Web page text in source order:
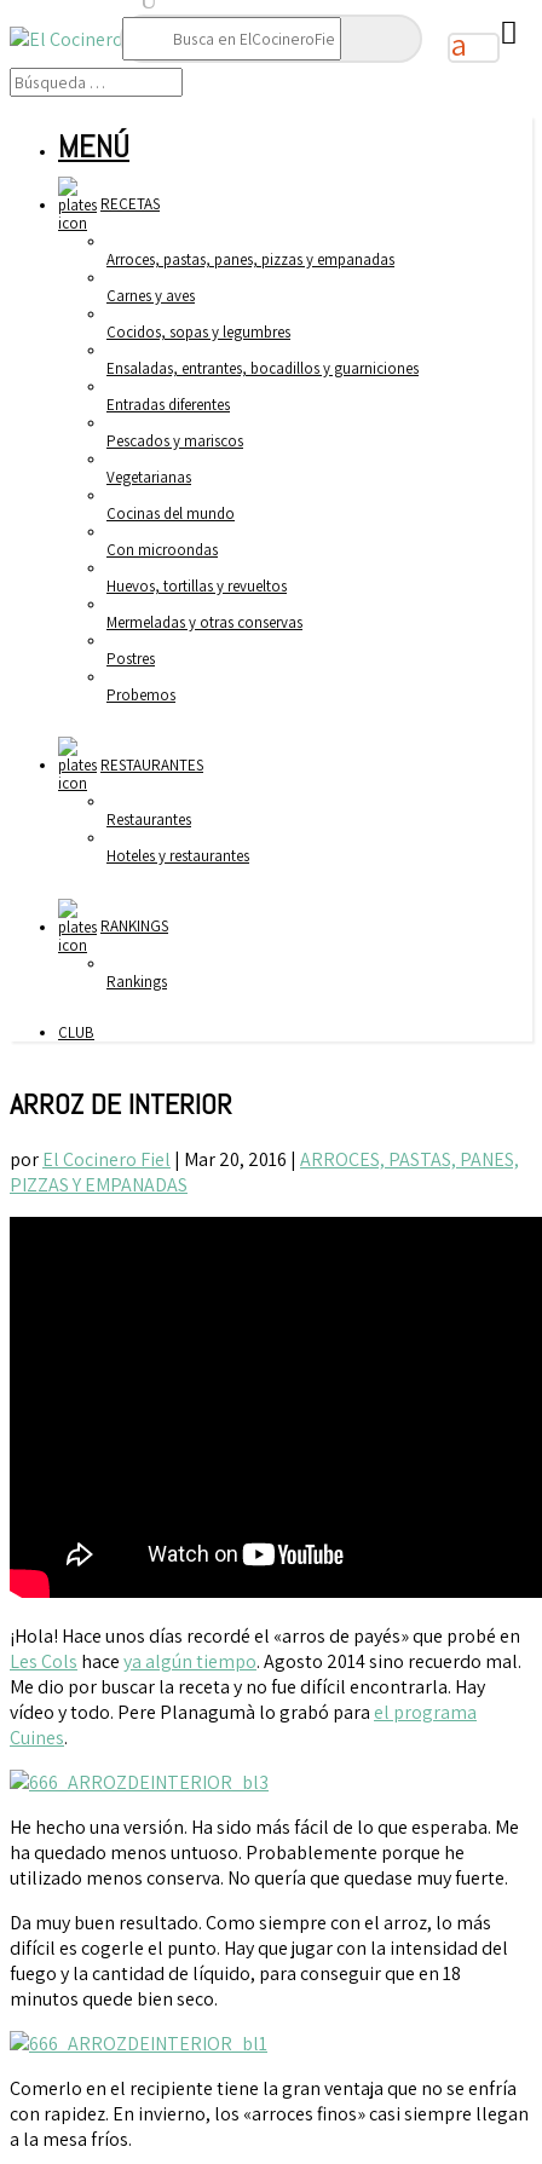
Buscar:
MENÚ
RECETAS
Arroces, pastas, panes, pizzas y empanadas
Carnes y aves
Cocidos, sopas y legumbres
Ensaladas, entrantes, bocadillos y guarniciones
Entradas diferentes
Pescados y mariscos
Vegetarianas
Cocinas del mundo
Con microondas
Huevos, tortillas y revueltos
Mermeladas y otras conservas
Postres
Probemos
RESTAURANTES
Restaurantes
Hoteles y restaurantes
RANKINGS
Rankings
CLUB
ARROZ DE INTERIOR
porEl Cocinero Fiel | Mar 20, 2016 | ARROCES, PASTAS, PANES,
PIZZAS Y EMPANADAS
¡Hola! Hace unos días recordé el «arros de payés» que probé en
Les Cols haceya algún tiempo. Agosto 2014 sino recuerdo mal.
Me dio por buscar la receta y no fue difícil encontrarla. Hay
vídeo y todo. Pere Planagumà lo grabó para el programa
Cuines.
He hecho una versión. Ha sido más fácil de lo que esperaba. Me
ha quedado menos untuoso. Probablemente porque he
utilizado menos conserva. No quería que quedase muy fuerte.
Da muy buen resultado. Como siempre con el arroz, lo más
difícil es cogerle el punto. Hay que jugar con la intensidad del
fuego y la cantidad de líquido, para conseguir que en 18
minutos quede bien seco.
Comerlo en el recipiente tiene la gran ventaja que no se enfría
con rapidez. En invierno, los «arroces finos» casi siempre llegan
a la mesa fríos.